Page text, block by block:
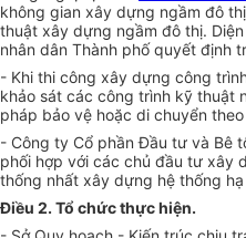
không gian xây dựng ngầm đô
thuật xây dựng ngầm đô thị.
nhân dân Thành phố quyết định
- Khi thi công xây dựng công
khảo sát các công trình kỹ thuật
pháp bảo vệ hoặc di chuyển
- Công ty Cổ phần Đầu tư và Bê
phối hợp với các chủ đầu tư xây
thống nhất xây dựng hệ thống
Điều 2. Tổ chức thực hiện.